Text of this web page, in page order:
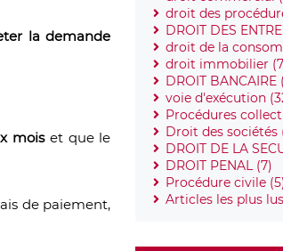
la demande
moiset que le
de paiement,
droit des
DROIT DES
droit de la
droit immobilier
DROIT BANCAIRE
voie d'exécution
Procédures
Droit des sociétés
DROIT DE LA
DROIT PENAL (7)
Procédure civile
Articles les plus lus